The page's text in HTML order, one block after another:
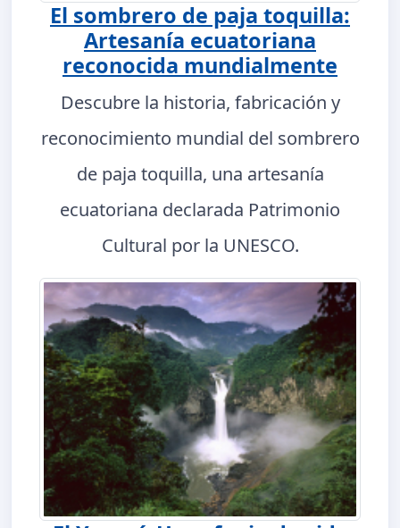
El sombrero de paja toquilla:
Artesanía ecuatoriana
reconocida mundialmente
Descubre la historia, fabricación y
reconocimiento mundial del sombrero
de paja toquilla, una artesanía
ecuatoriana declarada Patrimonio
Cultural por la UNESCO.